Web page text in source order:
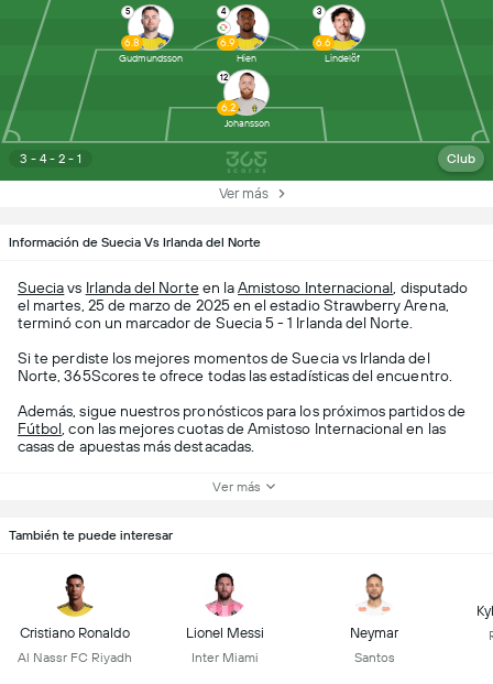
3 - 4 - 2 - 1 Club
12
6.2
Johansson
5
6.8
Gudmundsson
4
6.9
Hien
3
6.6
Lindelöf
Ver más
Información de Suecia Vs Irlanda del Norte
Sueciavs Irlanda del Norteen laAmistoso Internacional , disputado
el martes, 25 de marzo de 2025 en el estadio Strawberry Arena,
terminó con un marcador de Suecia 5 - 1 Irlanda del Norte.
Si te perdiste los mejores momentos de Suecia vs Irlanda del
Norte, 365Scores te ofrece todas las estadísticas del encuentro.
Además, sigue nuestros pronósticos para los próximos partidos de
Fútbol , con las mejores cuotas de Amistoso Internacional en las
casas de apuestas más destacadas.
Ver más
También te puede interesar
Cristiano Ronaldo
Al Nassr FC Riyadh
Lionel Messi
Inter Miami
Neymar
Santos